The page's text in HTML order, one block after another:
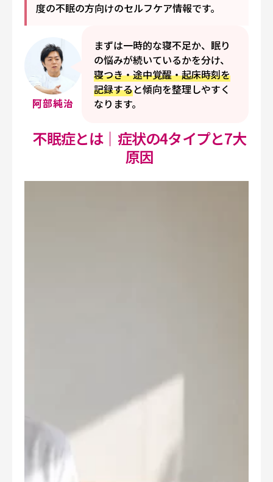
度の不眠の方向けのセルフケア情報です。
阿部純治
まずは一時的な寝不足か、眠り
の悩みが続いているかを分け、
寝つき・途中覚醒・起床時刻を
記録すると傾向を整理しやすく
なります。
不眠症とは｜症状の4タイプと7大
原因